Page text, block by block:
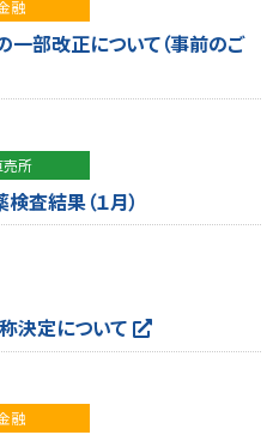
融
一部改正について（事前のご
売所
査結果（１月）
称決定について
融